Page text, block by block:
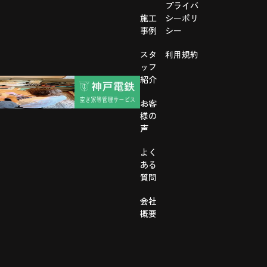
施工
事例
スタ
ッフ
紹介
お客
様の
声
よく
ある
質問
会社
概要
プライバ
シーポリ
シー
利用規約